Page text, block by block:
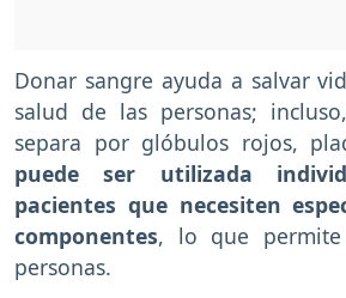
Donar sangre ayuda a salvar
salud de las personas;
separa por glóbulos rojos,
puede ser utilizada
pacientes que necesiten
componentes, lo que
personas.